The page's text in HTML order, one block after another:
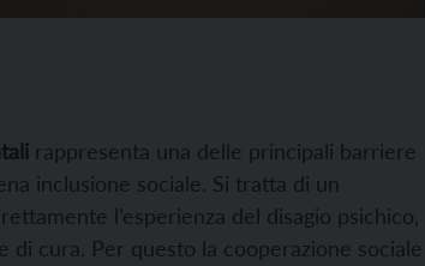
rappresenta una delle principali barriere
inclusione sociale. Si tratta di un
l’esperienza del disagio psichico,
cura. Per questo la cooperazione sociale